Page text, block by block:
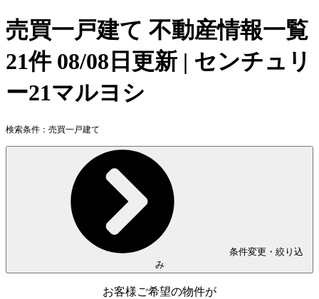
売買一戸建て 不動産情報一覧
21件 08/08日更新 | センチュリ
ー21マルヨシ
検索条件： 売買一戸建て
条件変更・絞り込
み
お客様ご希望の物件が